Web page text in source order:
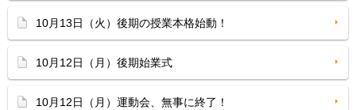
10月13日（火）後期の授業本格始動！
10月12日（月）後期始業式
10月12日（月）運動会、無事に終了！